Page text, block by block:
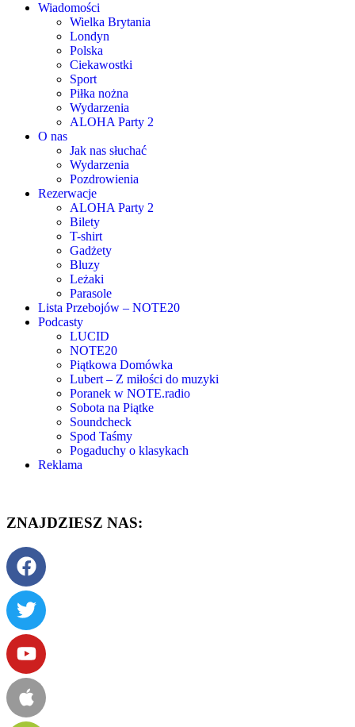
Wiadomości
Wielka Brytania
Londyn
Polska
Ciekawostki
Sport
Piłka nożna
Wydarzenia
ALOHA Party 2
O nas
Jak nas słuchać
Wydarzenia
Pozdrowienia
Rezerwacje
ALOHA Party 2
Bilety
T-shirt
Gadżety
Bluzy
Leżaki
Parasole
Lista Przebojów – NOTE20
Podcasty
LUCID
NOTE20
Piątkowa Domówka
Lubert – Z miłości do muzyki
Poranek w NOTE.radio
Sobota na Piątke
Soundcheck
Spod Taśmy
Pogaduchy o klasykach
Reklama
ZNAJDZIESZ NAS: